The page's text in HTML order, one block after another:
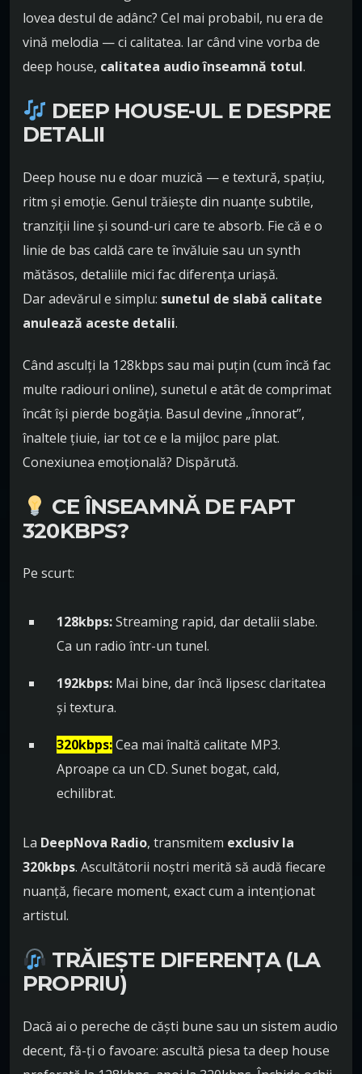
lovea destul de adânc? Cel mai probabil, nu era de
vină melodia — ci calitatea. Iar când vine vorba de
deep house, calitatea audio înseamnă totul.
DEEP HOUSE-UL E DESPRE
DETALII
Deep house nu e doar muzică — e textură, spațiu,
ritm și emoție. Genul trăiește din nuanțe subtile,
tranziții line și sound-uri care te absorb. Fie că e o
linie de bas caldă care te învăluie sau un synth
mătăsos, detaliile mici fac diferența uriașă.
Dar adevărul e simplu: sunetul de slabă calitate
anulează aceste detalii.
Când asculți la 128kbps sau mai puțin (cum încă fac
multe radiouri online), sunetul e atât de comprimat
încât își pierde bogăția. Basul devine „înnorat”,
înaltele țiuie, iar tot ce e la mijloc pare plat.
Conexiunea emoțională? Dispărută.
CE ÎNSEAMNĂ DE FAPT
320KBPS?
Pe scurt:
128kbps:Streaming rapid, dar detalii slabe.
Ca un radio într-un tunel.
192kbps: Mai bine, dar încă lipsesc claritatea
și textura.
320kbps:Cea mai înaltă calitate MP3.
Aproape ca un CD. Sunet bogat, cald,
echilibrat.
La DeepNova Radio, transmitem exclusiv la
320kbps. Ascultătorii noștri merită să audă fiecare
nuanță, fiecare moment, exact cum a intenționat
artistul.
TRĂIEȘTE DIFERENȚA (LA
PROPRIU)
Dacă ai o pereche de căști bune sau un sistem audio
decent, fă-ți o favoare: ascultă piesa ta deep house